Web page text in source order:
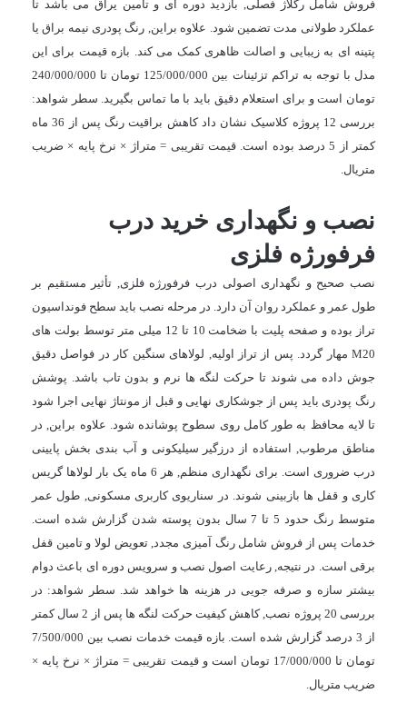
فروش شامل رگلاژ فصلی, بازدید دوره ای و تامین یراق می باشد تا
عملکرد طولانی مدت تضمین شود. علاوه براین, رنگ پودری نیمه براق یا
پتینه ای به زیبایی و اصالت ظاهری کمک می کند. بازه قیمت برای این
مدل با توجه به تراکم تزئینات بین 125/000/000 تومان تا 240/000/000
تومان است و برای استعلام دقیق باید با ما تماس بگیرید. سطر شواهد:
بررسی 12 پروژه کلاسیک نشان داد کاهش براقیت رنگ پس از 36 ماه
کمتر از 5 درصد بوده است. قیمت تقریبی = متراژ × نرخ پایه × ضریب
متریال.
نصب و نگهداری خرید درب
فرفورژه فلزی
نصب صحیح و نگهداری اصولی درب فرفورژه فلزی, تأثیر مستقیم بر
طول عمر و عملکرد روان آن دارد. در مرحله نصب باید سطح فونداسیون
تراز بوده و صفحه پلیت با ضخامت 10 تا 12 میلی متر توسط بولت های
M20 مهار گردد. پس از تراز اولیه, لولاهای سنگین کار در فواصل دقیق
جوش داده می شوند تا حرکت لنگه ها نرم و بدون تاب باشد. پوشش
رنگ پودری باید پس از جوشکاری نهایی و قبل از مونتاژ نهایی اجرا شود
تا لایه محافظ به طور کامل روی سطوح پوشانده شود. علاوه براین, در
مناطق مرطوب, استفاده از درزگیر سیلیکونی و آب بندی بخش پایینی
درب ضروری است. برای نگهداری منظم, هر 6 ماه یک بار لولاها گریس
کاری و قفل ها بازبینی شوند. در سناریوی کاربری مسکونی, طول عمر
متوسط رنگ حدود 5 تا 7 سال بدون پوسته شدن گزارش شده است.
خدمات پس از فروش شامل رنگ آمیزی مجدد, تعویض لولا و تامین قفل
برقی است. در نتیجه, رعایت اصول نصب و سرویس دوره ای باعث دوام
بیشتر سازه و صرفه جویی در هزینه ها خواهد شد. سطر شواهد: در
بررسی 20 پروژه نصب, کاهش کیفیت حرکت لنگه ها پس از 2 سال کمتر
از 3 درصد گزارش شده است. بازه قیمت خدمات نصب بین
7/500/000
تومان تا 17/000/000 تومان است و قیمت تقریبی = متراژ × نرخ پایه ×
ضریب متریال.